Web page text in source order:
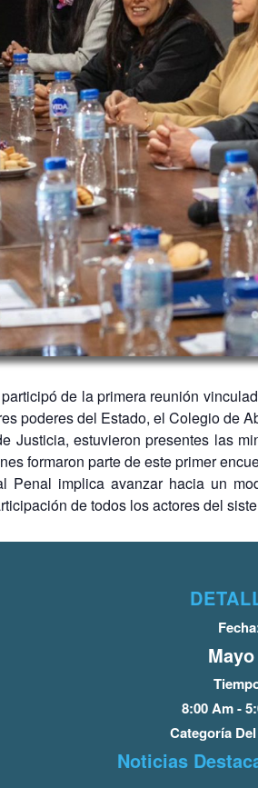
de la primera reunión
poderes del Estado, el Colegio de
Justicia, estuvieron presentes las
formaron parte de este primer
Penal implica avanzar hacia un
de todos los actores del
8:00 Am -
Categoría
Noticias